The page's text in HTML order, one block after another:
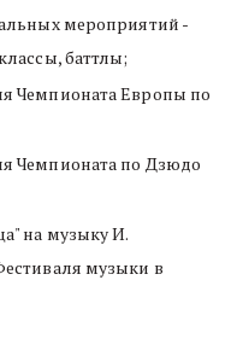
мероприятий -
баттлы;
Чемпионата Европы по
Чемпионата по Дзюдо
на музыку И.
музыки в